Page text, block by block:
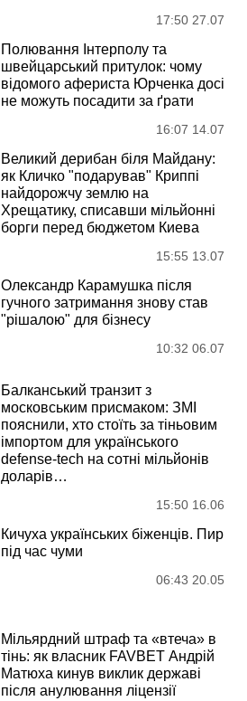
17:50 27.07
Полювання Інтерполу та
швейцарський притулок: чому
відомого афериста Юрченка досі
не можуть посадити за ґрати
16:07 14.07
Великий дерибан біля Майдану:
як Кличко "подарував" Криппі
найдорожчу землю на
Хрещатику, списавши мільйонні
борги перед бюджетом Киева
15:55 13.07
Олександр Карамушка після
гучного затримання знову став
"рішалою" для бізнесу
10:32 06.07
Балканський транзит з
московським присмаком: ЗМІ
пояснили, хто стоїть за тіньовим
імпортом для українського
defense-tech на сотні мільйонів
доларів…
15:50 16.06
Кичуха українських біженців. Пир
під час чуми
06:43 20.05
Мільярдний штраф та «втеча» в
тінь: як власник FAVBET Андрій
Матюха кинув виклик державі
після анулювання ліцензії